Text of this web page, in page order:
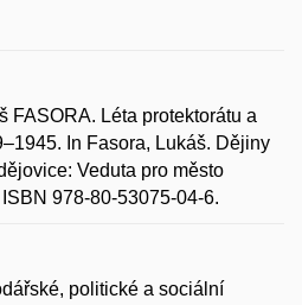
FASORA. Léta protektorátu a
In Fasora, Lukáš. Dějiny
Veduta pro město
978-80-53075-04-6.
politické a sociální